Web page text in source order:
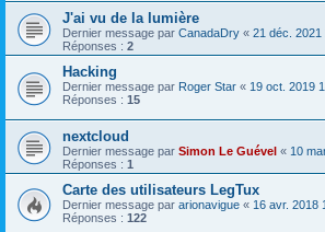
J'ai vu de la lumière
Dernier message par CanadaDry « 21 déc. 2021
Réponses : 2
Hacking
Dernier message par Roger Star « 19 oct. 2019
Réponses : 15
nextcloud
Dernier message par Simon Le Guével « 10
Réponses : 1
Carte des utilisateurs LegTux
Dernier message par arionavigue « 16 avr. 2018
Réponses : 122